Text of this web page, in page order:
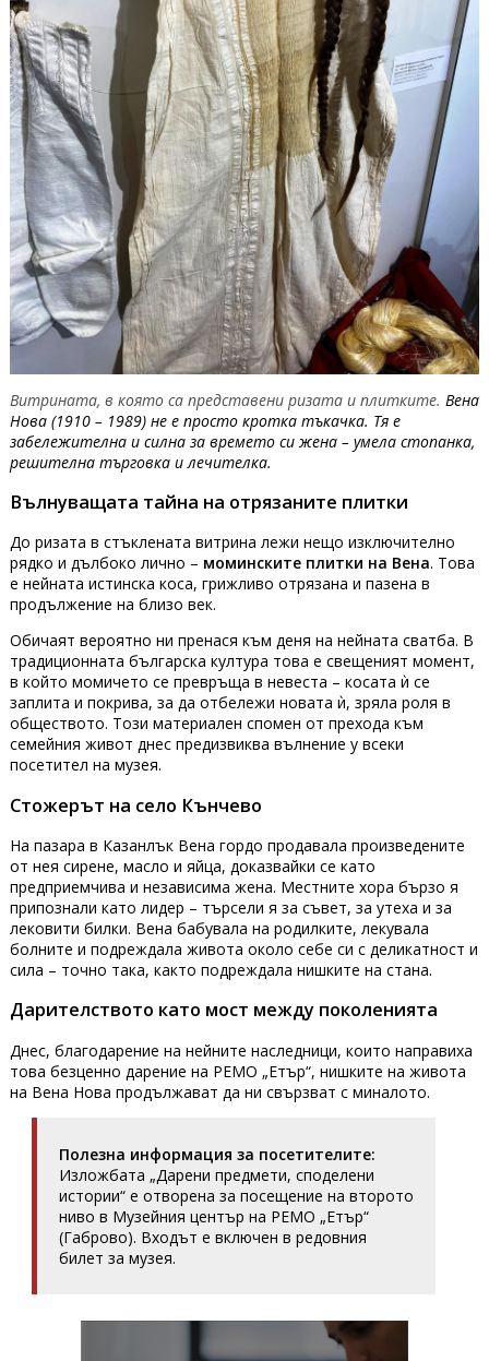
Витрината, в която са представени ризата и плитките. Вена
Нова (1910 – 1989) не е просто кротка тъкачка. Тя е
забележителна и силна за времето си жена – умела стопанка,
решителна търговка и лечителка.
Вълнуващата тайна на отрязаните плитки
До ризата в стъклената витрина лежи нещо изключително
рядко и дълбоко лично – моминските плитки на Вена. Това
е нейната истинска коса, грижливо отрязана и пазена в
продължение на близо век.
Обичаят вероятно ни пренася към деня на нейната сватба. В
традиционната българска култура това е свещеният момент,
в който момичето се превръща в невеста – косата ѝ се
заплита и покрива, за да отбележи новата ѝ, зряла роля в
обществото. Този материален спомен от прехода към
семейния живот днес предизвиква вълнение у всеки
посетител на музея.
Стожерът на село Кънчево
На пазара в Казанлък Вена гордо продавала произведените
от нея сирене, масло и яйца, доказвайки се като
предприемчива и независима жена. Местните хора бързо я
припознали като лидер – търсели я за съвет, за утеха и за
лековити билки. Вена бабувала на родилките, лекувала
болните и подреждала живота около себе си с деликатност и
сила – точно така, както подреждала нишките на стана.
Дарителството като мост между поколенията
Днес, благодарение на нейните наследници, които направиха
това безценно дарение на РЕМО „Етър“, нишките на живота
на Вена Нова продължават да ни свързват с миналото.
Полезна информация за посетителите:
Изложбата „Дарени предмети, споделени
истории“ е отворена за посещение на второто
ниво в Музейния център на РЕМО „Етър“
(Габрово). Входът е включен в редовния
билет за музея.